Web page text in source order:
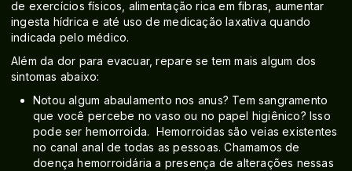
de exercícios físicos, alimentação rica em fibras, aumentar
ingesta hídrica e até uso de medicação laxativa quando
indicada pelo médico.
Além da dor para evacuar, repare se tem mais algum dos
sintomas abaixo:
Notou algum abaulamento nos anus? Tem sangramento
que você percebe no vaso ou no papel higiênico? Isso
pode ser hemorroida. Hemorroidas são veias existentes
no canal anal de todas as pessoas. Chamamos de
doença hemorroidária a presença de alterações nessas